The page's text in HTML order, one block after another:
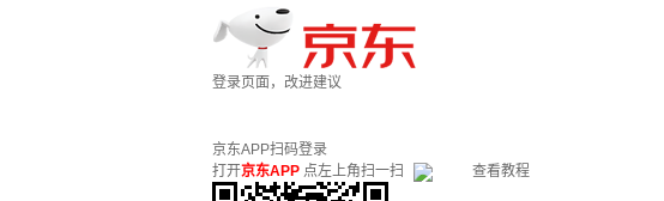
登录页面，改进建议
京东APP扫码登录
打开京东APP 点左上角扫一扫 查看教程